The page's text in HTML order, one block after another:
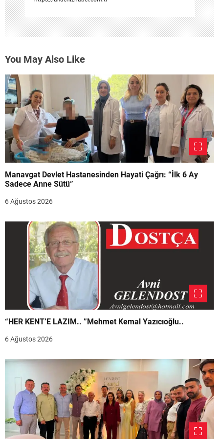
You May Also Like
Manavgat Devlet Hastanesinden Hayati Çağrı: “İlk 6 Ay
Sadece Anne Sütü”
6 Ağustos 2026
“HER KENT’E LAZIM.. ”Mehmet Kemal Yazıcıoğlu..
6 Ağustos 2026